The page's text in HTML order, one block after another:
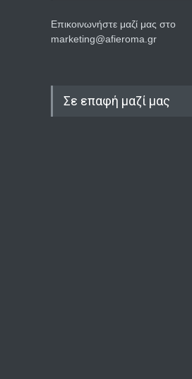
Επικοινωνήστε μαζί μας στο
marketing@afieroma.gr
Σε επαφή μαζί μας